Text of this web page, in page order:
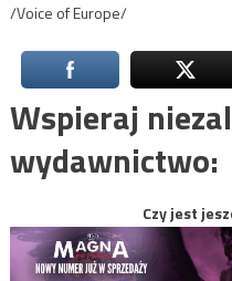
/Voice of Europe/
Wspieraj
wydawnictwo:
Czy jest